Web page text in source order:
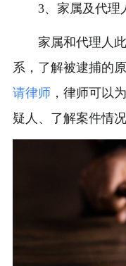
3、家属及代理
家属和代理人
系，了解被逮捕的
请律师，律师可以
疑人、了解案件情